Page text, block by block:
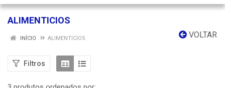
ALIMENTICIOS
VOLTAR
INÍCIO ALIMENTICIOS
Filtros